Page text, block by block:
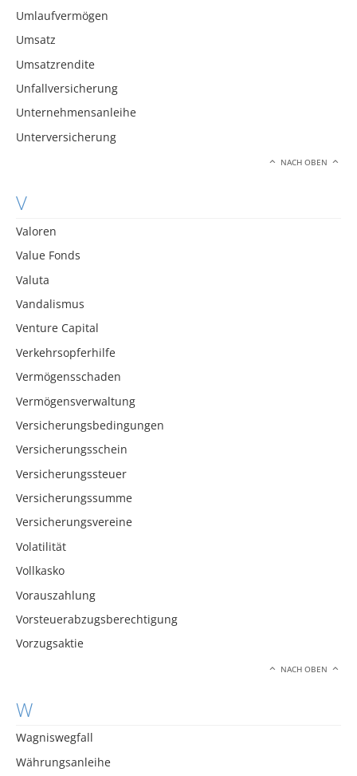
Umlaufvermögen
Umsatz
Umsatzrendite
Unfallversicherung
Unternehmensanleihe
Unterversicherung
NACH OBEN
V
Valoren
Value Fonds
Valuta
Vandalismus
Venture Capital
Verkehrsopferhilfe
Vermögensschaden
Vermögensverwaltung
Versicherungsbedingungen
Versicherungsschein
Versicherungssteuer
Versicherungssumme
Versicherungsvereine
Volatilität
Vollkasko
Vorauszahlung
Vorsteuerabzugsberechtigung
Vorzugsaktie
NACH OBEN
W
Wagniswegfall
Währungsanleihe